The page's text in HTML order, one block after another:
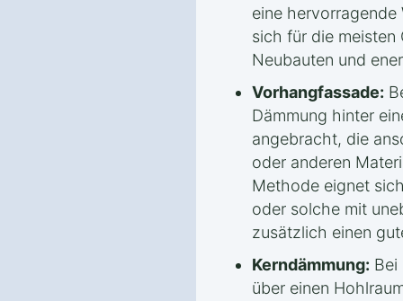
eine hervorragende
sich für die meisten
Neubauten und
Vorhangfassade:
Dämmung hinter
angebracht, die
oder anderen
Methode eignet
oder solche mit
zusätzlich einen
Kerndämmung: Bei
über einen